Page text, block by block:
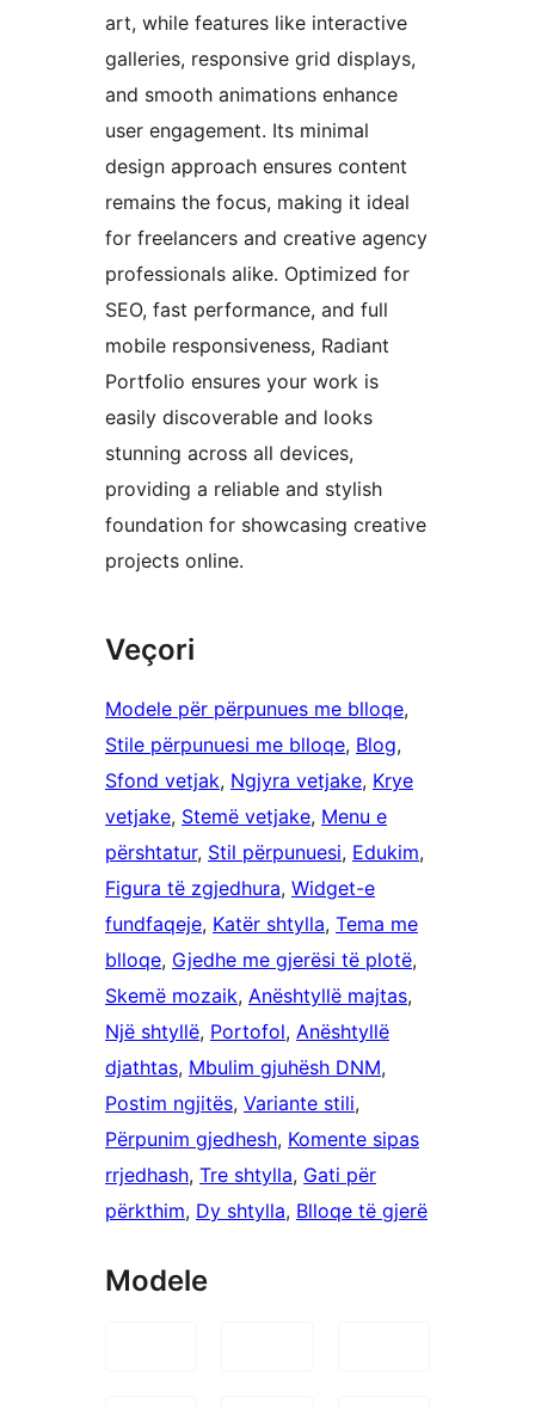
art, while features like interactive
galleries, responsive grid displays,
and smooth animations enhance
user engagement. Its minimal
design approach ensures content
remains the focus, making it ideal
for freelancers and creative agency
professionals alike. Optimized for
SEO, fast performance, and full
mobile responsiveness, Radiant
Portfolio ensures your work is
easily discoverable and looks
stunning across all devices,
providing a reliable and stylish
foundation for showcasing creative
projects online.
Veçori
Modele për përpunues me blloqe
Stile përpunuesi me blloqe, Blog
Sfond vetjak, Ngjyra vetjake, Krye
vetjake, Stemë vetjake, Menu e
përshtatur, Stil përpunuesi, Edukim
Figura të zgjedhura, Widget-e
fundfaqeje, Katër shtylla, Tema me
blloqe, Gjedhe me gjerësi të plotë
Skemë mozaik, Anështyllë majtas
Një shtyllë, Portofol, Anështyllë
djathtas, Mbulim gjuhësh DNM
Postim ngjitës, Variante stili
Përpunim gjedhesh, Komente sipas
rrjedhash, Tre shtylla, Gati për
përkthim, Dy shtylla, Blloqe të gjerë
Modele